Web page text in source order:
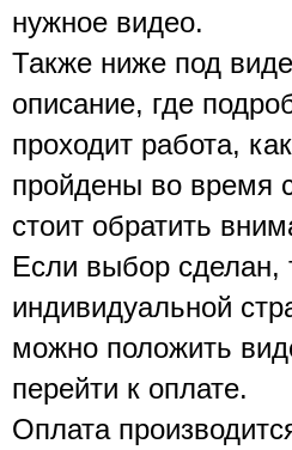
нужное видео.
Также ниже под
описание, где
проходит работа,
пройдены во время
стоит обратить
Если выбор сделан,
индивидуальной
можно положить
перейти к оплате.
Оплата